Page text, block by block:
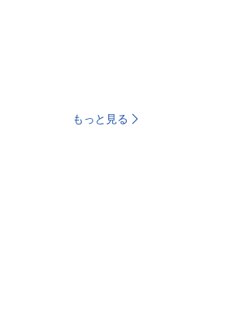
もっと見る